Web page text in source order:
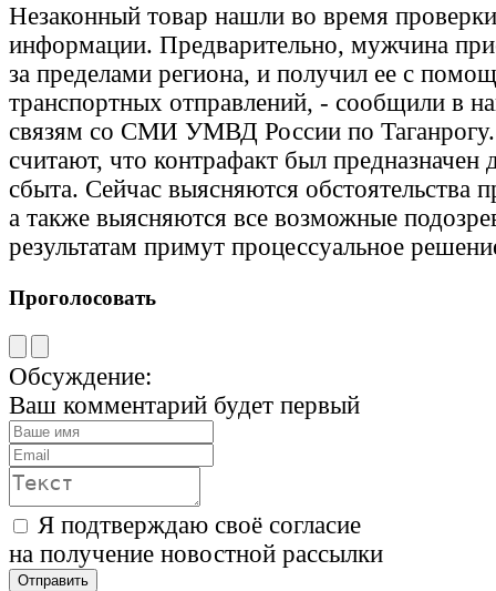
Незаконный товар нашли во время
информации. Предварительно, мужчина
за пределами региона, и получил ее с
транспортных отправлений, - сообщили в
связям со СМИ УМВД России по Таганрогу.
считают, что контрафакт был предназначен
сбыта. Сейчас выясняются обстоятельства
а также выясняются все возможные
результатам примут процессуальное
Проголосовать
Обсуждение:
Ваш комментарий будет первый
Я подтверждаю своё согласие
на получение новостной рассылки